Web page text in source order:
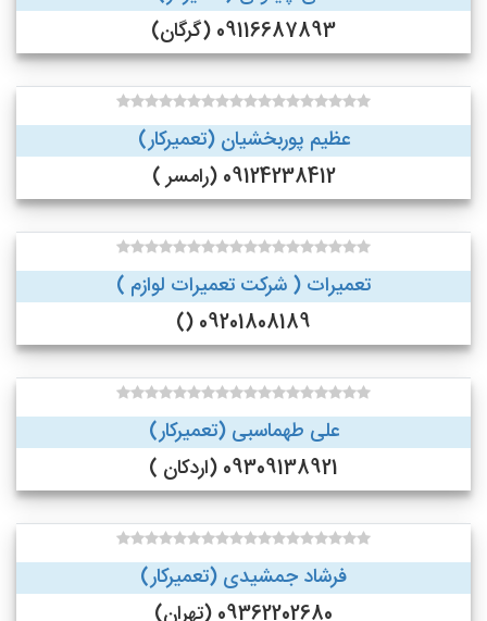
09116687893 (گرگان)
عظیم پوربخشیان (تعمیرکار)
09124238412 (رامسر )
تعمیرات ( شرکت تعمیرات لوازم )
09201808189 ()
علی طهماسبی (تعمیرکار)
09309138921 (اردکان )
فرشاد جمشیدی (تعمیرکار)
09362202680 (تهران)